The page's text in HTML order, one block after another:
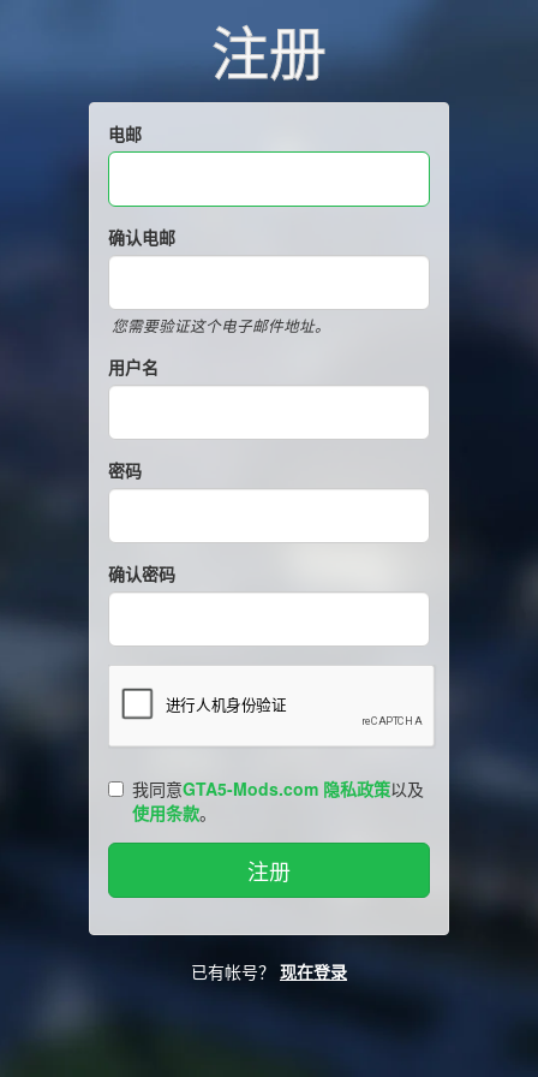
注册
电邮
确认电邮
您需要验证这个电子邮件地址。
用户名
密码
确认密码
我同意GTA5-Mods.com 隐私政策以及
使用条款。
已有帐号？ 现在登录